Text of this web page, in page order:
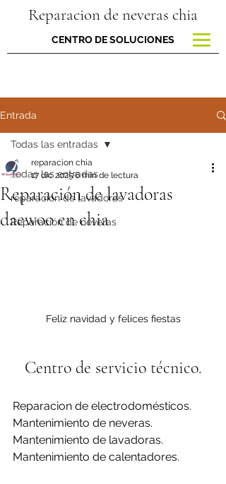
Reparacion de neveras chia
CENTRO DE SOLUCIONES
Entrada
Todas las entradas
reparacion de lavadoras
Reparación de neveras
Todas las entradas
Reparación de lavadoras
daewoo en chia
reparacion chia
17 dic 20256 min de lectura
Feliz navidad y felices fiestas
Centro de servicio técnico.
Reparacion de electrodomésticos.
Mantenimiento de neveras.
Mantenimiento de lavadoras.
Mantenimiento de calentadores.